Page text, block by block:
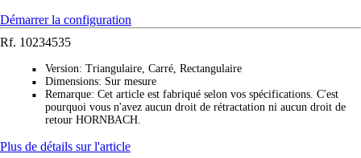
Démarrer la configuration
Rf. 10234535
■ Version: Triangulaire, Carré, Rectangulaire
■ Dimensions: Sur mesure
■ Remarque: Cet article est fabriqué selon vos spécifications. C'est
pourquoi vous n'avez aucun droit de rétractation ni aucun droit de
retour HORNBACH.
Plus de détails sur l'article